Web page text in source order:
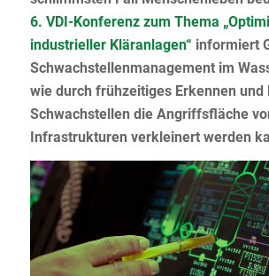
6. VDI-Konferenz zum Thema
industrieller Kläranlagen“ informiert
Schwachstellenmanagement im
wie durch frühzeitiges Erkennen und
Schwachstellen die Angriffsfläche
Infrastrukturen verkleinert werden